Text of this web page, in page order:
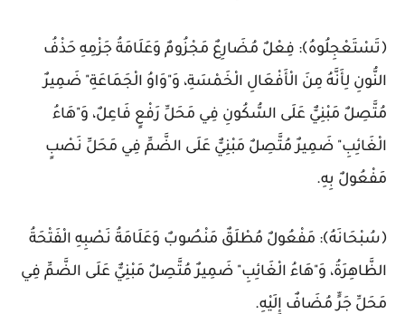
﴿تَسْتَعْجِلُوهُ﴾: فِعْلٌ مُضَارِعٌ مَجْزُومٌ وَعَلَامَةُ جَزْمِهِ حَذْفُ
النُّونِ لِأَنَّهُ مِنَ الْأَفْعَالِ الْخَمْسَةِ، وَ"وَاوُ الْجَمَاعَةِ" ضَمِيرٌ
مُتَّصِلٌ مَبْنِيٌّ عَلَى السُّكُونِ فِي مَحَلِّ رَفْعٍ فَاعِلٌ، وَ"هَاءُ
الْغَائِبِ" ضَمِيرٌ مُتَّصِلٌ مَبْنِيٌّ عَلَى الضَّمِّ فِي مَحَلِّ نَصْبٍ
مَفْعُولٌ بِهِ.
﴿سُبْحَانَهُ﴾: مَفْعُولٌ مُطْلَقٌ مَنْصُوبٌ وَعَلَامَةُ نَصْبِهِ الْفَتْحَةُ
الظَّاهِرَةُ، وَ"هَاءُ الْغَائِبِ" ضَمِيرٌ مُتَّصِلٌ مَبْنِيٌّ عَلَى الضَّمِّ فِي
مَحَلِّ جَرٍّ مُضَافٌ إِلَيْهِ.